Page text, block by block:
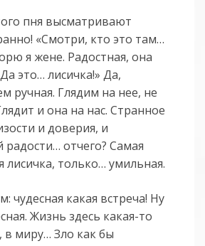
пня высматривают
«Смотри, кто это там…
я жене. Радостная, она
это… лисичка!» Да,
ручная. Глядим на нее, не
и она на нас. Странное
и доверия, и
радости… отчего? Самая
лисичка, только… умильная.
чудесная какая встреча! Ну
Жизнь здесь какая-то
в миру… Зло как бы